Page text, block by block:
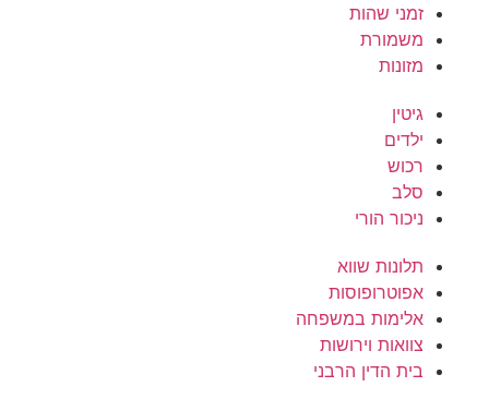
זמני שהות
משמורת
מזונות
גיטין
ילדים
רכוש
סלב
ניכור הורי
תלונות שווא
אפוטרופוסות
אלימות במשפחה
צוואות וירושות
בית הדין הרבני